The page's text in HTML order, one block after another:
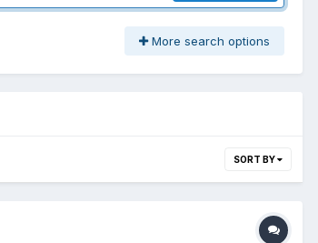
More search options
SORT BY